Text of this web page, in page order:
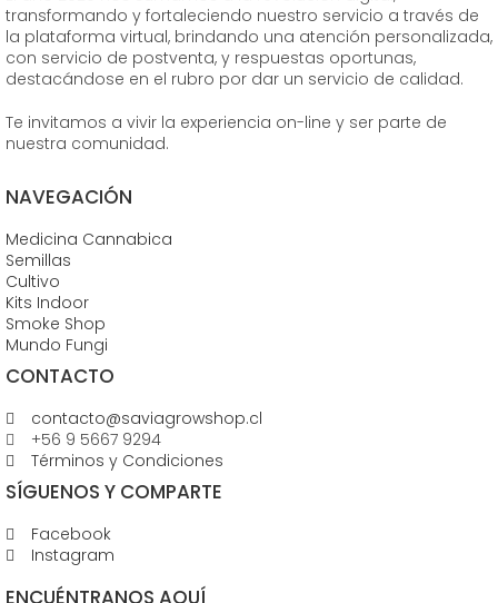
transformando y fortaleciendo nuestro servicio a través de
la plataforma virtual, brindando una atención personalizada,
con servicio de postventa, y respuestas oportunas,
destacándose en el rubro por dar un servicio de calidad.
Te invitamos a vivir la experiencia on-line y ser parte de
nuestra comunidad.
NAVEGACIÓN
Medicina Cannabica
Semillas
Cultivo
Kits Indoor
Smoke Shop
Mundo Fungi
CONTACTO
contacto@saviagrowshop.cl
+56 9 5667 9294
Términos y Condiciones
SÍGUENOS Y COMPARTE
Facebook
Instagram
ENCUÉNTRANOS AQUÍ